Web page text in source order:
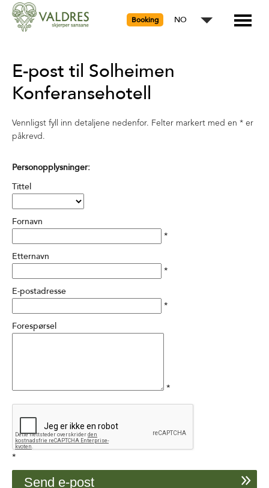
Booking NO
E-post til Solheimen
Konferansehotell
Vennligst fyll inn detaljene nedenfor. Felter markert med en * er
påkrevd.
Personopplysninger:
Tittel
Fornavn
*
Etternavn
*
E-postadresse
*
Forespørsel
*
*